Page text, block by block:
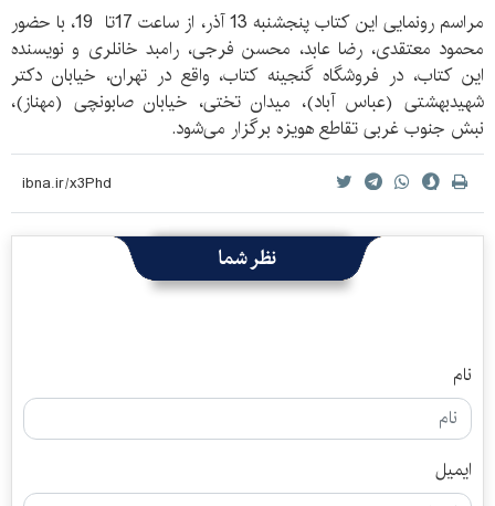
مراسم رونمایی این کتاب پنجشنبه 13 آذر، از ساعت 17تا 19، با حضور
محمود معتقدی، رضا عابد، محسن فرجی، رامبد خانلری و نویسنده
این کتاب، در فروشگاه گنجينه کتاب، واقع در تهران، خیابان دکتر
شهیدبهشتی (عباس آباد)، ميدان تختی، خیابان صابونچی (مهناز)،
نبش جنوب غربی تقاطع هویزه برگزار می‌شود.
نظر شما
نام
ایمیل